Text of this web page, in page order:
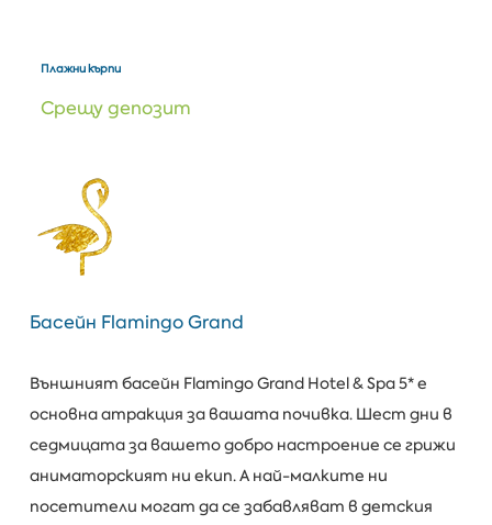
Плажни кърпи
Срещу депозит
Басейн Flamingo Grand
Външният басейн Flamingo Grand Hotel & Spa 5* е
основна атракция за вашата почивка. Шест дни в
седмицата за вашето добро настроение се грижи
аниматорският ни екип. A най-малките ни
посетители могат да се забавляват в детския